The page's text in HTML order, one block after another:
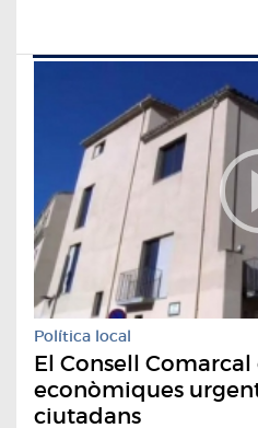
Política local
El Consell
econòmiques
ciutadans